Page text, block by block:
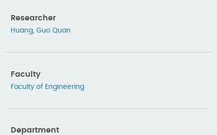
Researcher
Huang, Guo Quan
Faculty
Faculty of Engineering
Department